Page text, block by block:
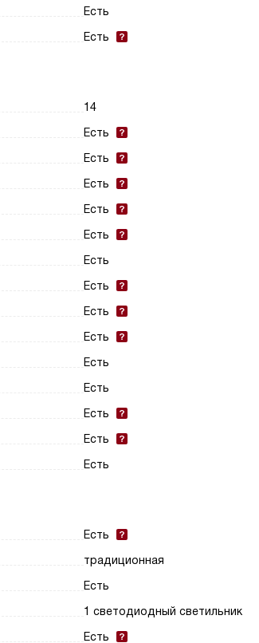
Есть
Есть
14
Есть
Есть
Есть
Есть
Есть
Есть
Есть
Есть
Есть
Есть
Есть
Есть
Есть
Есть
Есть
традиционная
Есть
1 светодиодный светильник
Есть